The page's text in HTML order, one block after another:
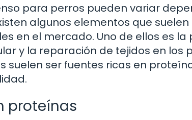
para perros pueden variar
algunos elementos que
en el mercado. Uno de ellos es la
y la reparación de tejidos en los
suelen ser fuentes ricas en
proteínas